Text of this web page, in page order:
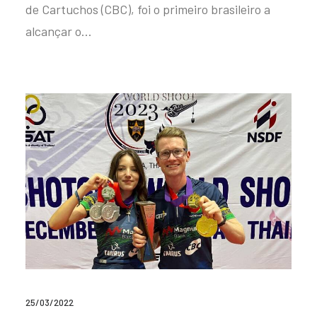
de Cartuchos (CBC), foi o primeiro brasileiro a
alcançar o…
25/03/2022